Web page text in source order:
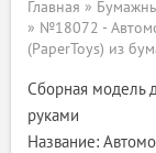
Главная »
» №18072 -
(PaperToys) из
Сборная модель
руками
Название: